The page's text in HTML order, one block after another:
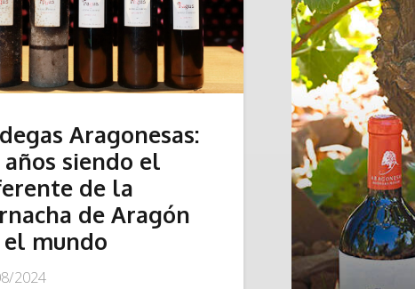
Aragonesas:
años siendo el
de la
de Aragón
el mundo
2024